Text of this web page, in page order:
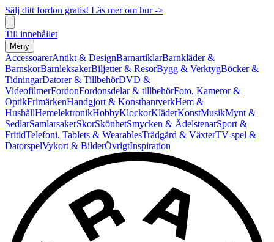
Sälj ditt fordon gratis! Läs mer om hur ->
Till innehållet
Meny
AccessoarerAntikt & DesignBarnartiklarBarnkläder &
BarnskorBarnleksakerBiljetter & ResorBygg & VerktygBöcker &
TidningarDatorer & TillbehörDVD &
VideofilmerFordonFordonsdelar & tillbehörFoto, Kameror &
OptikFrimärkenHandgjort & KonsthantverkHem &
HushållHemelektronikHobbyKlockorKläderKonstMusikMynt &
SedlarSamlarsakerSkorSkönhetSmycken & ÄdelstenarSport &
FritidTelefoni, Tablets & WearablesTrädgård & VäxterTV-spel &
DatorspelVykort & BilderÖvrigtInspiration